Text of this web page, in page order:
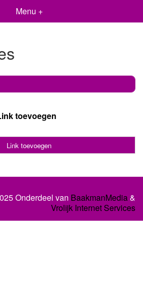
Menu +
toevoegen
Link toevoegen
Onderdeel van BaakmanMedia&
Vrolijk Internet Services